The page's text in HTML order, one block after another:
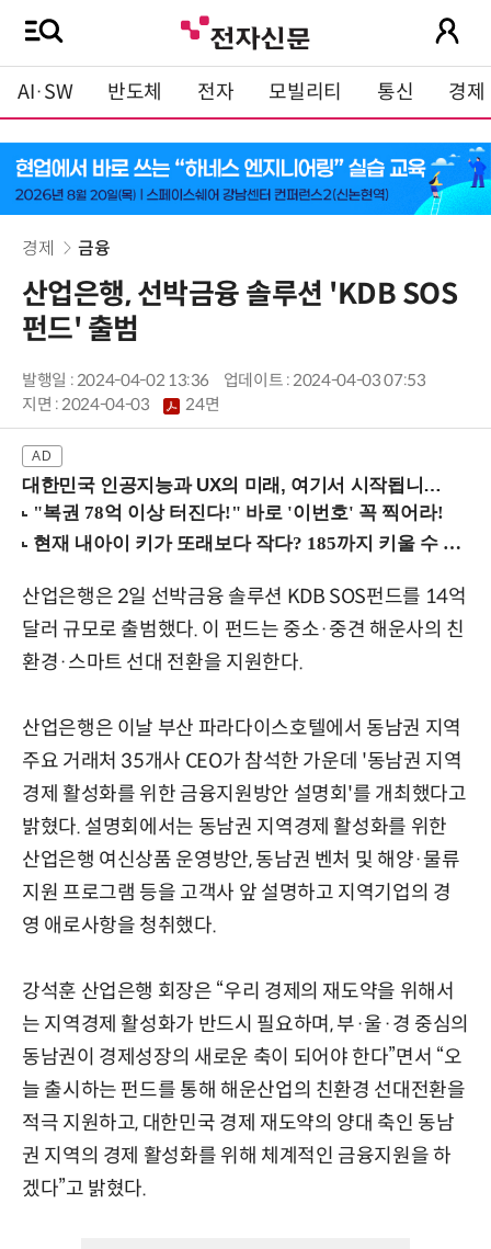
AI·SW 반도체 전자 모빌리티 통신 경제
경제 금융
산업은행, 선박금융 솔루션 'KDB SOS
펀드' 출범
발행일 : 2024-04-02 13:36
업데이트 : 2024-04-03 07:53
지면 :2024-04-03 24면
대한민국 인공지능과 UX의 미래, 여기서 시작됩니다! (9/2 강남역)
산업은행은 2일 선박금융 솔루션 KDB SOS펀드를 14억
달러 규모로 출범했다. 이 펀드는 중소·중견 해운사의 친
환경·스마트 선대 전환을 지원한다.
산업은행은 이날 부산 파라다이스호텔에서 동남권 지역
주요 거래처 35개사 CEO가 참석한 가운데 '동남권 지역
경제 활성화를 위한 금융지원방안 설명회'를 개최했다고
밝혔다. 설명회에서는 동남권 지역경제 활성화를 위한
산업은행 여신상품 운영방안, 동남권 벤처 및 해양·물류
지원 프로그램 등을 고객사 앞 설명하고 지역기업의 경
영 애로사항을 청취했다.
강석훈 산업은행 회장은 “우리 경제의 재도약을 위해서
는 지역경제 활성화가 반드시 필요하며, 부·울·경 중심의
동남권이 경제성장의 새로운 축이 되어야 한다”면서 “오
늘 출시하는 펀드를 통해 해운산업의 친환경 선대전환을
적극 지원하고, 대한민국 경제 재도약의 양대 축인 동남
권 지역의 경제 활성화를 위해 체계적인 금융지원을 하
겠다”고 밝혔다.